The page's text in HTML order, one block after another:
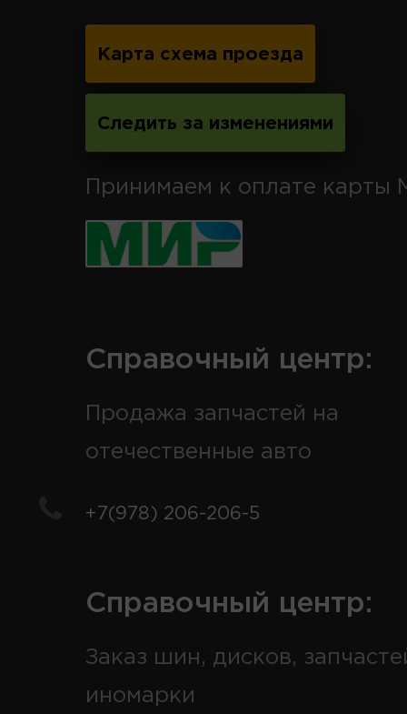
Карта схема проезда
Следить за изменениями
Принимаем к оплате карты
Справочный центр:
Продажа запчастей на
отечественные авто
+7(978) 206-206-5
Справочный центр:
Заказ шин, дисков,
иномарки